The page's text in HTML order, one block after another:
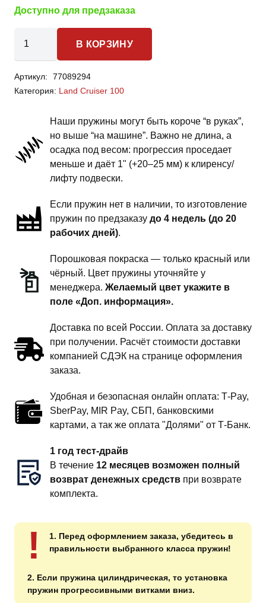
Доступно для предзаказа
товара
Land
Cruiser
пружины
задней
дюйма
комфорт
В КОРЗИНУ
Артикул:
77089294
Категория: Land Cruiser 100
Наши пружины могут быть короче “в руках”,
но выше “на машине”. Важно не длина, а
осадка под весом: прогрессия проседает
меньше и даёт 1" (+20–25 мм) к клиренсу/
лифту подвески.
Если пружин нет в наличии, то изготовление
пружин по предзаказу до 4 недель (до 20
рабочих дней).
Порошковая покраска — только красный или
чёрный. Цвет пружины уточняйте у
менеджера. Желаемый цвет укажите в
поле «Доп. информация».
Доставка по всей России. Оплата за доставку
при получении. Расчёт стоимости доставки
компанией СДЭК на странице оформления
заказа.
Удобная и безопасная онлайн оплата: T‑Pay,
SberPay, MIR Pay, СБП, банковскими
картами, а так же оплата "Долями" от Т-Банк.
1 год тест-драйв
В течение 12 месяцев возможен полный
возврат денежных средств при возврате
комплекта.
!
1. Перед оформлением заказа, убедитесь в
правильности выбранного класса пружин!
2. Если пружина цилиндрическая, то установка
пружин прогрессивными витками вниз.